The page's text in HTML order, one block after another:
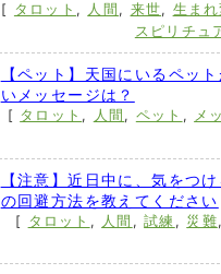
[ タロット , 人間 , 来世, 生まれ
スピリチュ
【ペット】天国にいるペッ
いメッセージは？
[ タロット , 人間 , ペット , メ
【注意】近日中に、気をつ
の回避方法を教えてください
[ タロット , 人間 ,試練 , 災難,